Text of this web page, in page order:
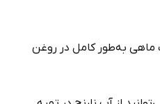
کنید که ۲ طرف ماهی به‌طور کامل در روغن